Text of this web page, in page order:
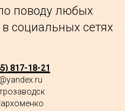
поводу любых
социальных сетях
817-18-21